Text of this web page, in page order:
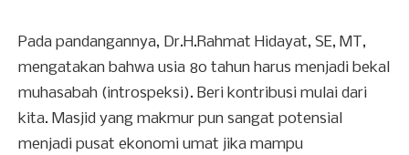
Pada pandangannya, Dr.H.Rahmat Hidayat, SE, MT,
mengatakan bahwa usia 80 tahun harus menjadi bekal
muhasabah (introspeksi). Beri kontribusi mulai dari
kita. Masjid yang makmur pun sangat potensial
menjadi pusat ekonomi umat jika mampu